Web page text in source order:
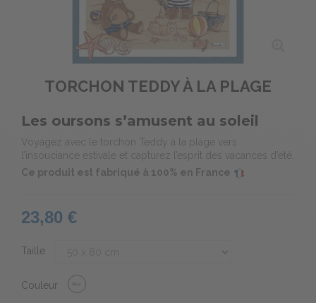
TORCHON TEDDY À LA PLAGE
Les oursons s’amusent au soleil
Voyagez avec le torchon Teddy à la plage vers
l’insouciance estivale et capturez l’esprit des vacances d’été.
Ce produit est fabriqué à 100% en France
23,80 €
Taille
Couleur